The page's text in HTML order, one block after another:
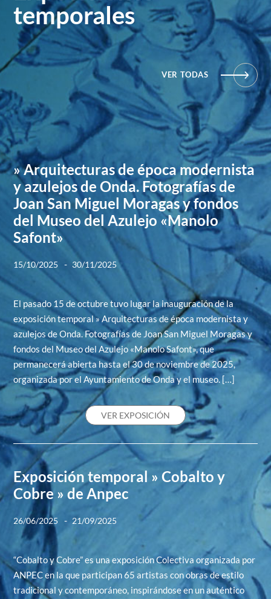
temporales
VER TODAS
» Arquitecturas de época modernista
y azulejos de Onda. Fotografías de
Joan San Miguel Moragas y fondos
del Museo del Azulejo «Manolo
Safont»
15/10/2025 - 30/11/2025
El pasado 15 de octubre tuvo lugar la inauguración de la
exposición temporal » Arquitecturas de época modernista y
azulejos de Onda. Fotografías de Joan San Miguel Moragas y
fondos del Museo del Azulejo «Manolo Safont», que
permanecerá abierta hasta el 30 de noviembre de 2025,
organizada por el Ayuntamiento de Onda y el museo. […]
VER EXPOSICIÓN
Exposición temporal » Cobalto y
Cobre » de Anpec
26/06/2025 - 21/09/2025
“Cobalto y Cobre” es una exposición Colectiva organizada por
ANPEC en la que participan 65 artistas con obras de estilo
tradicional y contemporáneo, inspirándose en un auténtico